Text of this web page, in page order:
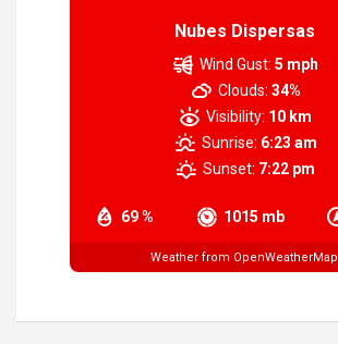
Nubes Dispersas
69 % 1015 mb
Wind Gust: 5 mph
Clouds: 34%
Visibility: 10 km
Sunrise: 6:23 am
Sunset: 7:22 pm
Weather from OpenWeatherMap